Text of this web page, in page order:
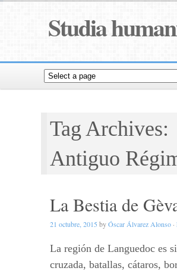
Studia
Tag Archives:
Antiguo
La Bestia de
21 octubre, 2015 byÓscar Álvarez Alonso ·
La región de Languedoc es
cruzada, batallas, cátaros,